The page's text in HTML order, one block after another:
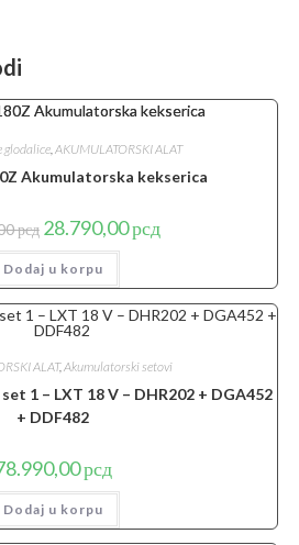
glodalice,AKUMULATORSKI ALAT
Akumulatorska kekserica
рсд Originalna
cena
je
bila:
35.590,00 рсд.
28.790,00рсдTrenutna
cena
Dodaj u korpu
ALAT,Akumulatorski setovi
1 – LXT 18 V – DHR202 + DGA452
+ DDF482
рсд
Dodaj u korpu